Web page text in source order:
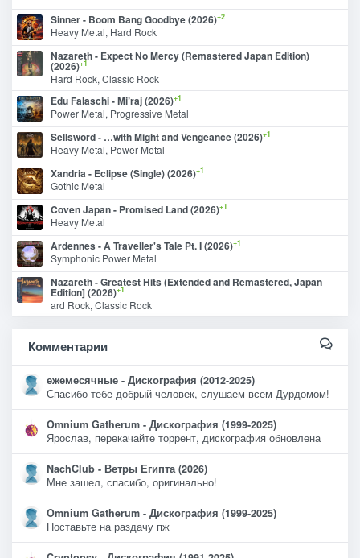
Sinner - Boom Bang Goodbye (2026)+2
Heavy Metal, Hard Rock
Nazareth - Expect No Mercy (Remastered Japan Edition)
(2026)+1
Hard Rock, Classic Rock
Edu Falaschi - Mi’raj (2026)+1
Power Metal, Progressive Metal
Sellsword - …with Might and Vengeance (2026)+1
Heavy Metal, Power Metal
Xandria - Eclipse (Single) (2026)+1
Gothic Metal
Coven Japan - Promised Land (2026)+1
Heavy Metal
Ardennes - A Traveller's Tale Pt. I (2026)+1
Symphonic Power Metal
Nazareth - Greatest Hits (Extended and Remastered, Japan
Edition] (2026)+1
ard Rock, Classic Rock
Комментарии
ежемесячные - Дискография (2012-2025)
Спасибо тебе добрый человек, слушаем всем Дурдомом!
Omnium Gatherum - Дискография (1999-2025)
Ярослав, перекачайте торрент, дискография обновлена
NachClub - Ветры Египта (2026)
Мне зашел, спасибо, оригинально!
Omnium Gatherum - Дискография (1999-2025)
Поставьте на раздачу пж